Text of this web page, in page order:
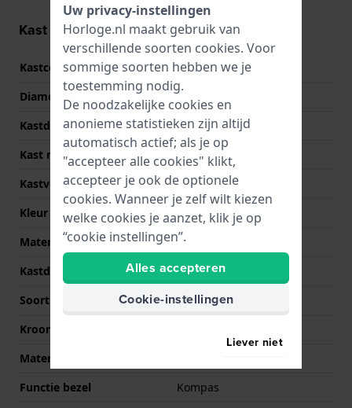
Kast informatie
Kastcode
H70315
Diameter
41 mm
Kastdikte
11.5 mm
Kast materiaal
Roestvrij staal
Kastvorm
Rond
Kleur kast
Zilver
Materiaal kastdeksel
Roestvrij staal
Kastdeksel
Doorzichtig
Soort glas
Saffier
Kroon
Materiaal bezel
Functie bezel
Kompas
Uw privacy-instellingen
Horloge.nl maakt gebruik van
verschillende soorten cookies. Voor
sommige soorten hebben we je
toestemming nodig.
De noodzakelijke cookies en
anonieme statistieken zijn altijd
automatisch actief; als je op
"accepteer alle cookies" klikt,
accepteer je ook de optionele
cookies. Wanneer je zelf wilt kiezen
welke cookies je aanzet, klik je op
“cookie instellingen”.
Alles accepteren
Cookie-instellingen
Liever niet